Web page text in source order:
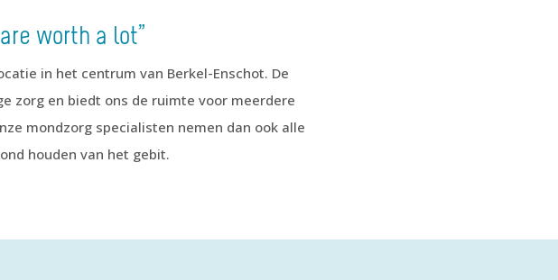
worth a lot”
in het centrum van Berkel-Enschot. De
zorg en biedt ons de ruimte voor meerdere
mondzorg specialisten nemen dan ook alle
houden van het gebit.